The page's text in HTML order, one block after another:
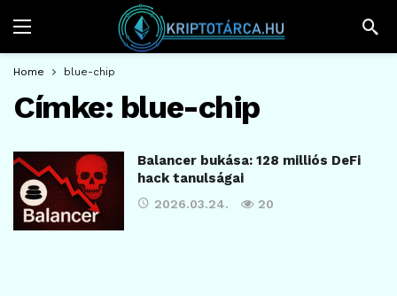
Home blue-chip
Címke: blue-chip
Balancer bukása: 128 milliós DeFi
hack tanulságai
2026.03.24. 20